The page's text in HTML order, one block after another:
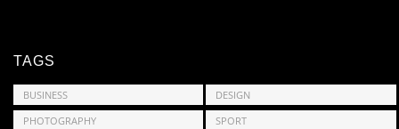
TAGS
BUSINESS
DESIGN
PHOTOGRAPHY
SPORT